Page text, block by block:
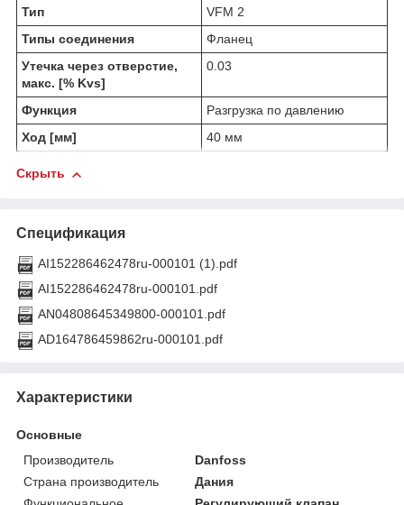
Тип
VFM 2
Типы соединения
Фланец
Утечка через отверстие,
макс. [% Kvs]
0.03
Функция
Разгрузка по давлению
Ход [мм]
40 мм
Скрыть
Спецификация
AI152286462478ru-000101 (1).pdf
AI152286462478ru-000101.pdf
AN04808645349800-000101.pdf
AD164786459862ru-000101.pdf
Характеристики
Основные
Производитель
Danfoss
Страна производитель
Дания